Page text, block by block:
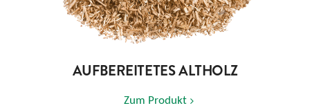
AUFBEREITETES ALTHOLZ
Zum Produkt